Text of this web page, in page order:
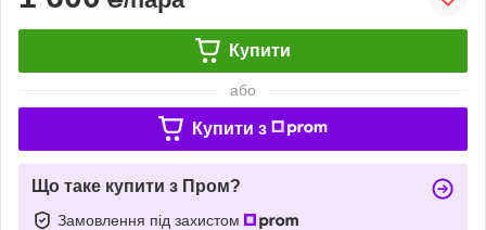
Купити
або
Купити з
Що таке купити з Пром?
Замовлення під захистом